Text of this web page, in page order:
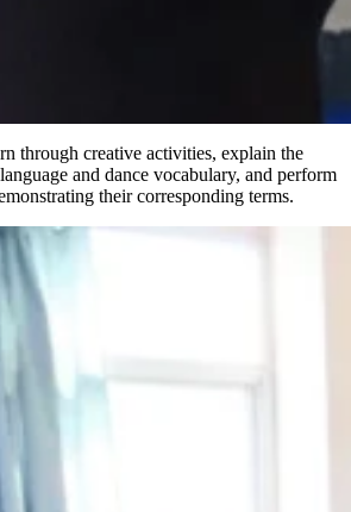
through creative activities, explain the
and dance vocabulary, and perform
their corresponding terms.